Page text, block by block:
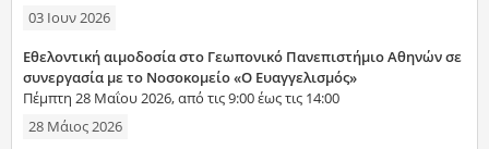
03 Ιουν 2026
Εθελοντική αιμοδοσία στο Γεωπονικό Πανεπιστήμιο Αθηνών σε
συνεργασία με το Νοσοκομείο «Ο Ευαγγελισμός»
Πέμπτη 28 Μαΐου 2026, από τις 9:00 έως τις 14:00
28 Μάιος 2026